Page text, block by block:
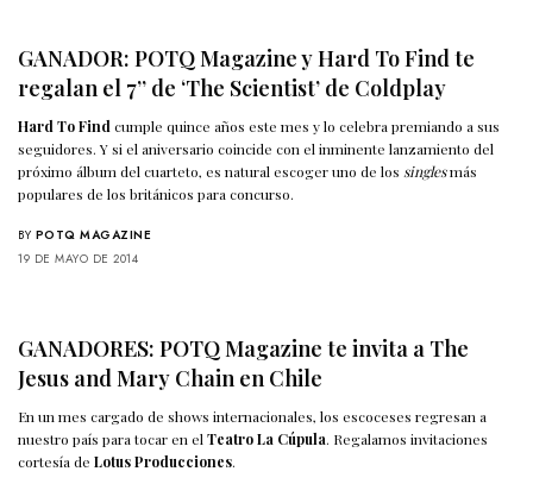
GANADOR: POTQ Magazine y Hard To Find te
regalan el 7’’ de ‘The Scientist’ de Coldplay
Hard To Find cumple quince años este mes y lo celebra premiando a sus
seguidores. Y si el aniversario coincide con el inminente lanzamiento del
próximo álbum del cuarteto, es natural escoger uno de los singlesmás
populares de los británicos para concurso.
BY POTQ MAGAZINE
19 DE MAYO DE 2014
GANADORES: POTQ Magazine te invita a The
Jesus and Mary Chain en Chile
En un mes cargado de shows internacionales, los escoceses regresan a
nuestro país para tocar en elTeatro La Cúpula. Regalamos invitaciones
cortesía deLotus Producciones.